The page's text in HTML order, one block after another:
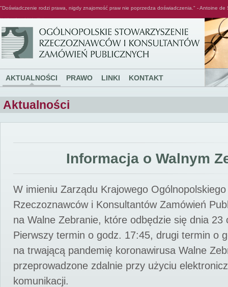
"Doświadczenie rodzi prawa, nigdy znajomość praw nie poprzedza doświadczenia." - Antoine de
AKTUALNOŚCI PRAWO LINKI KONTAKT
Aktualności
Informacja o Walnym
W imieniu Zarządu Krajowego
Rzeczoznawców i Konsultantów Zamówień
na Walne Zebranie, które odbędzie się dnia 23
Pierwszy termin o godz. 17:45, drugi termin o
na trwającą pandemię koronawirusa Walne
przeprowadzone zdalnie przy użyciu
komunikacji.